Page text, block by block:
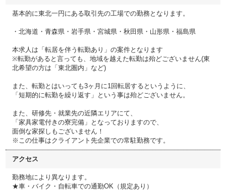
基本的に東北一円にある取引先の工場での勤務となります。
・北海道・青森県・岩手県・宮城県・秋田県・山形県・福島県
本求人は「転居を伴う転勤あり」の案件となります
※転勤があると言っても、地域を越えた転勤は殆どございません(東
北希望の方は「東北圏内」など)
また、転勤とはいっても3ヶ月に1回転居するというように、
「短期的に転勤を繰り返す」という事は殆どございません。
また、研修先・就業先の近隣エリアにて、
「家具家電付きの寮完備」となっておりますので、
面倒な家探しもございません！
※この仕事はクライアント先企業での常駐勤務です。
アクセス
勤務地により異なります。
★車・バイク・自転車での通勤OK（規定あり）